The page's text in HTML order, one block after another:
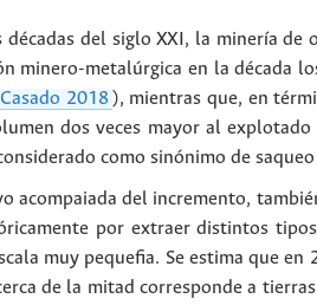
décadas del siglo XXI, la minería
minero-metalúrgica en la década
2018 ), mientras que, en
dos veces mayor al
como sinónimo de
acompaiada del incremento,
por extraer distintos
muy pequefia. Se estima que
de la mitad corresponde a